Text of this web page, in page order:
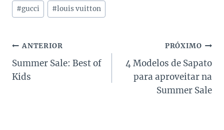
Tags
do
#gucci #louis vuitton
Navegação
de
ANTERIOR
Summer Sale: Best of
Kids
PRÓXIMO
4 Modelos de Sapato
para aproveitar na
Summer Sale